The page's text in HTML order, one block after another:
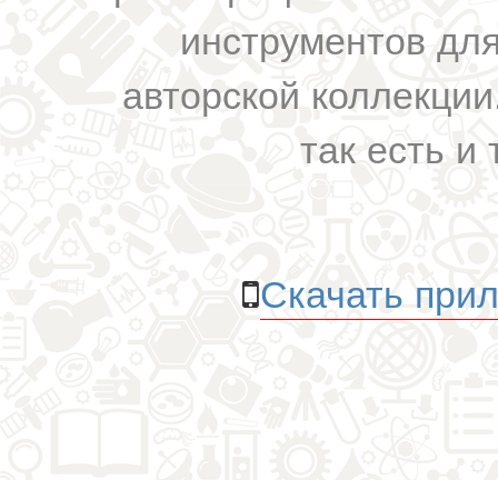
инструментов
авторской
так есть и
Скачать